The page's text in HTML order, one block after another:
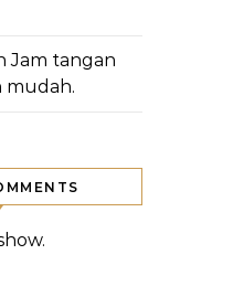
Jam tangan
mudah.